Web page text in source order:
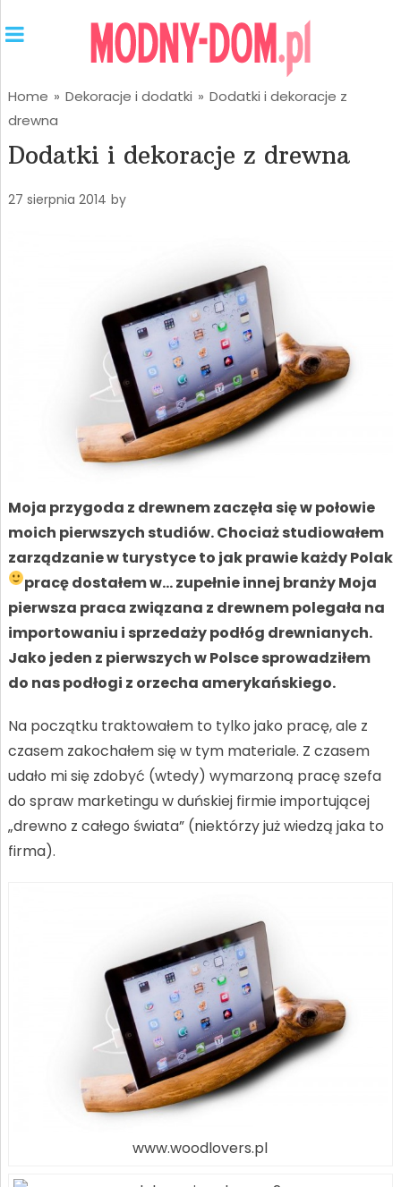
Home » Dekoracje i dodatki » Dodatki i dekoracje z
drewna
Dodatki i dekoracje z drewna
27 sierpnia 2014 by
Moja przygoda z drewnem zaczęła się w połowie
moich pierwszych studiów. Chociaż studiowałem
zarządzanie w turystyce to jak prawie każdy Polak
pracę dostałem w… zupełnie innej branżyMoja
pierwsza praca związana z drewnem polegała na
importowaniu i sprzedaży podłóg drewnianych.
Jako jeden z pierwszych w Polsce sprowadziłem
do nas podłogi z orzecha amerykańskiego.
Na początku traktowałem to tylko jako pracę, ale z
czasem zakochałem się w tym materiale. Z czasem
udało mi się zdobyć (wtedy) wymarzoną pracę szefa
do spraw marketingu w duńskiej firmie importującej
„drewno z całego świata” (niektórzy już wiedzą jaka to
firma).
www.woodlovers.pl